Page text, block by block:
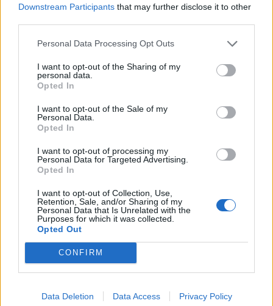
Downstream Participants that may further disclose it to other
Personal Data Processing Opt Outs
I want to opt-out of the Sharing of my
personal data.
Opted In
I want to opt-out of the Sale of my
Personal Data.
Opted In
I want to opt-out of processing my
Personal Data for Targeted Advertising.
Opted In
I want to opt-out of Collection, Use,
Retention, Sale, and/or Sharing of my
Personal Data that Is Unrelated with the
Purposes for which it was collected.
Opted Out
CONFIRM
Data Deletion Data Access Privacy Policy
hozhat Magyarországon.
koronavírus-járvány váratlan megjelenése, a terjedésének
megakadályozása érdekében hozott szigorú intézkedések
rég nem látott visszaesést eredményeztek az új járművek
eladásában. Tavaly összesen 150072 új személyautót és
haszongépjárművet helyeztek forgalomba, amely 22,7
százalékos visszaesést jelenteTt 2019-hez képest....
KEDVES OLVASÓNK!
tartozik, melynek olvasása előfizetéses
regisztrációhoz kötött.
Portfolio.hu teljes cikkarchívum